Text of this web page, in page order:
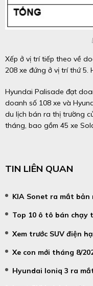
Xếp ở vị trí tiếp theo về
208 xe đứng ở vị trí thứ 5.
Hyundai Palisade đạt
doanh số 108 xe và
du lịch bán ra thị trường
tháng, bao gồm 45 xe
TIN LIÊN QUAN
KIA Sonet ra mắt bản
Top 10 ô tô bán chạy
Xem trước SUV điện
Xe con mới tháng 8/
Hyundai Ioniq 3 ra